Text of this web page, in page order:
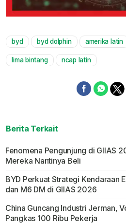
byd byd dolphin amerika latin
lima bintang ncap latin
Berita Terkait
Fenomena Pengunjung di GIIAS
Mereka Nantinya Beli
BYD Perkuat Strategi Kendaraan
dan M6 DM di GIIAS 2026
China Guncang Industri Jerman,
Pangkas 100 Ribu Pekerja